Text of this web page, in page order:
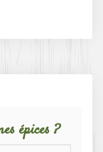
épices ?